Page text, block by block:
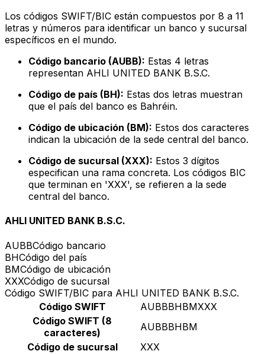
Los códigos SWIFT/BIC están compuestos por 8 a 11
letras y números para identificar un banco y sucursal
específicos en el mundo.
Código bancario (AUBB): Estas 4 letras
representan AHLI UNITED BANK B.S.C.
Código de país (BH): Estas dos letras muestran
que el país del banco es Bahréin.
Código de ubicación (BM): Estos dos caracteres
indican la ubicación de la sede central del banco.
Código de sucursal (XXX): Estos 3 dígitos
especifican una rama concreta. Los códigos BIC
que terminan en 'XXX', se refieren a la sede
central del banco.
AHLI UNITED BANK B.S.C.
AUBBCódigo bancario
BHCódigo del país
BMCódigo de ubicación
XXXCódigo de sucursal
Código SWIFT/BIC para AHLI UNITED BANK B.S.C.
Código SWIFT
AUBBBHBMXXX
Código SWIFT (8
caracteres)
AUBBBHBM
Código de sucursal
XXX